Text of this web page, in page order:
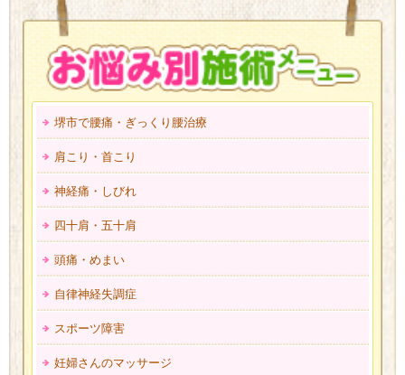
堺市で腰痛・ぎっくり腰治療
肩こり・首こり
神経痛・しびれ
四十肩・五十肩
頭痛・めまい
自律神経失調症
スポーツ障害
妊婦さんのマッサージ